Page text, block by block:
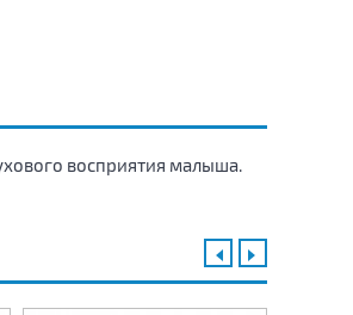
восприятия малыша.